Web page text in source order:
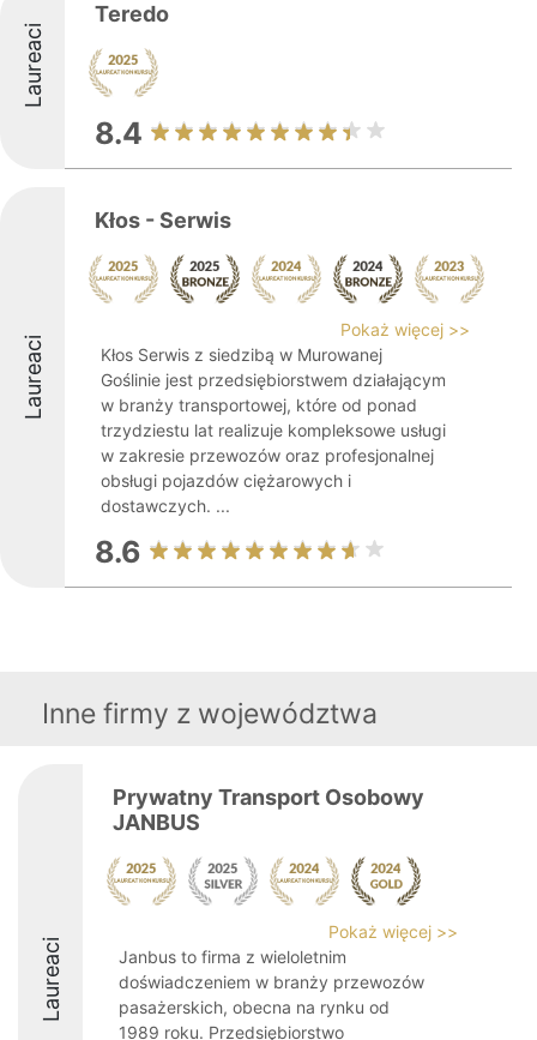
Laureaci
Teredo
8.4
Laureaci
Kłos - Serwis
Pokaż więcej >>
Kłos Serwis z siedzibą w Murowanej
Goślinie jest przedsiębiorstwem działającym
w branży transportowej, które od ponad
trzydziestu lat realizuje kompleksowe usługi
w zakresie przewozów oraz profesjonalnej
obsługi pojazdów ciężarowych i
dostawczych. ...
8.6
Inne firmy z województwa
Laureaci
Prywatny Transport Osobowy
JANBUS
Pokaż więcej >>
Janbus to firma z wieloletnim
doświadczeniem w branży przewozów
pasażerskich, obecna na rynku od
1989 roku. Przedsiębiorstwo